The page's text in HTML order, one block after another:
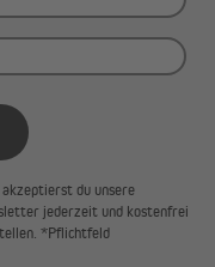
nicht nach innen
auf der
und Wasser. Bitte
du unsere
jederzeit und kostenfrei
*Pflichtfeld